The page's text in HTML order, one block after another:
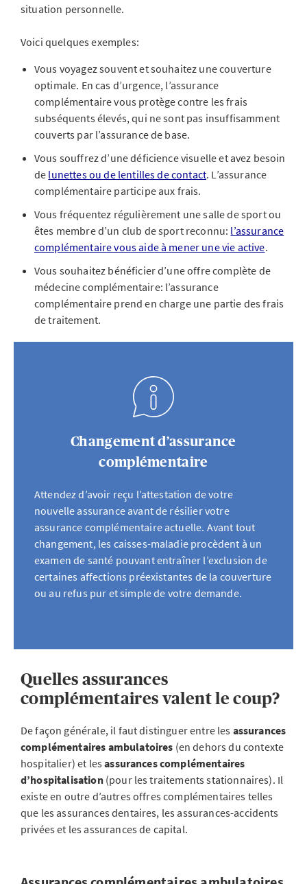
situation personnelle.
Voici quelques exemples:
Vous voyagez souvent et souhaitez une couverture
optimale. En cas d’urgence, l’assurance
complémentaire vous protège contre les frais
subséquents élevés, qui ne sont pas insuffisamment
couverts par l’assurance de base.
Vous souffrez d’une déficience visuelle et avez besoin
de lunettes ou de lentilles de contact. L’assurance
complémentaire participe aux frais.
Vous fréquentez régulièrement une salle de sport ou
êtes membre d’un club de sport reconnu: l’assurance
complémentaire vous aide à mener une vie active.
Vous souhaitez bénéficier d’une offre complète de
médecine complémentaire: l’assurance
complémentaire prend en charge une partie des frais
de traitement.
Changement d’assurance
complémentaire
Attendez d’avoir reçu l’attestation de votre
nouvelle assurance avant de résilier votre
assurance complémentaire actuelle. Avant tout
changement, les caisses-maladie procèdent à un
examen de santé pouvant entraîner l’exclusion de
certaines affections préexistantes de la couverture
ou au refus pur et simple de votre demande.
Quelles assurances
complémentaires valent le coup?
De façon générale, il faut distinguer entre les assurances
complémentaires ambulatoires (en dehors du contexte
hospitalier) et lesassurances complémentaires
d’hospitalisation (pour les traitements stationnaires). Il
existe en outre d’autres offres complémentaires telles
que les assurances dentaires, les assurances-accidents
privées et les assurances de capital.